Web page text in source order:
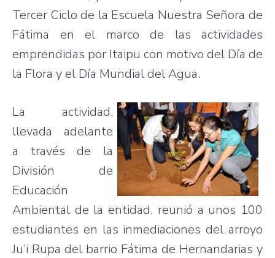
Tercer Ciclo de la Escuela Nuestra Señora de
Fátima en el marco de las actividades
emprendidas por Itaipu con motivo del Día de
la Flora y el Día Mundial del Agua.
La actividad,
llevada adelante
a través de la
División de
Educación
Ambiental de la entidad, reunió a unos 100
estudiantes en las inmediaciones del arroyo
Ju’i Rupa del barrio Fátima de Hernandarias y